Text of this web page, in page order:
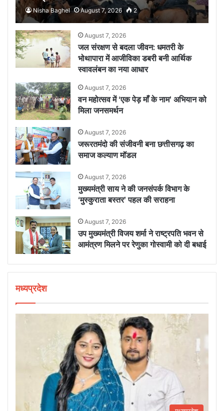
Nisha Baghel August 7, 2026 2
August 7, 2026
जल संरक्षण से बदला जीवन: धमतरी के
भोथापारा में आजीविका डबरी बनी आर्थिक
स्वावलंबन का नया आधार
August 7, 2026
वन महोत्सव में ‘एक पेड़ माँ के नाम’ अभियान को
मिला जनसमर्थन
August 7, 2026
जरूरतमंदो की संजीवनी बना छत्तीसगढ़ का
समाज कल्याण मॉडल
August 7, 2026
मुख्यमंत्री साय ने की जनसंपर्क विभाग के
‘मुस्कुराता बस्तर’ पहल की सराहना
August 7, 2026
उप मुख्यमंत्री विजय शर्मा ने राष्ट्रपति भवन से
आमंत्रण मिलने पर रेणुका गोस्वामी को दी बधाई
मध्यप्रदेश